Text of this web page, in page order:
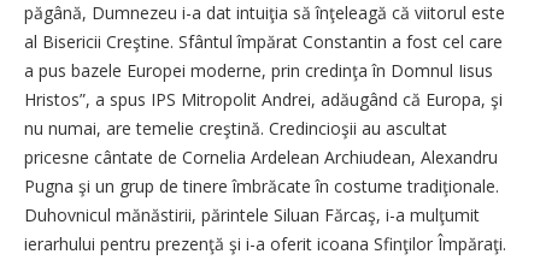
păgână, Dumnezeu i-a dat intuiţia să înţeleagă că viitorul este
al Bisericii Creştine. Sfântul împărat Constantin a fost cel care
a pus bazele Europei moderne, prin credinţa în Domnul Iisus
Hristos”, a spus IPS Mitropolit Andrei, adăugând că Europa, şi
nu numai, are temelie creştină. Credincioşii au ascultat
pricesne cântate de Cornelia Ardelean Archiudean, Alexandru
Pugna şi un grup de tinere îmbrăcate în costume tradiţionale.
Duhovnicul mănăstirii, părintele Siluan Fărcaş, i-a mulţumit
ierarhului pentru prezenţă şi i-a oferit icoana Sfinţilor Împăraţi.